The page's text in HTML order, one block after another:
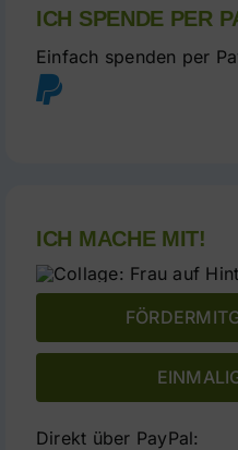
ICH SPENDE PER
Einfach spenden per
ICH MACHE MIT!
Direkt über PayPal: